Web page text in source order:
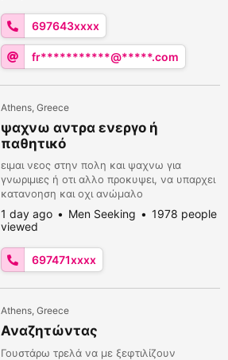
697643xxxx
fr***********@*****.com
Athens, Greece
ψαχνω αντρα ενεργο ή
παθητικό
ειμαι νεος στην πολη και ψαχνω για
γνωριμιες ή οτι αλλο προκυψει, να υπαρχει
κατανοηση και οχι ανώμαλο
τηλεφωνηματα, ειμαι κυριος οποτε θελω να
ειστε και εσεις κυριος επισης προσφερω και
1 day ago Men Seeking
1978 people
viewed
697471xxxx
Athens, Greece
Αναζητώντας
Γουστάρω τρελά να με ξεφτιλίζουν